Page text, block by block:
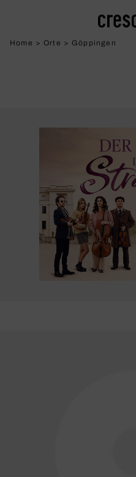
Home > Orte > Göppingen